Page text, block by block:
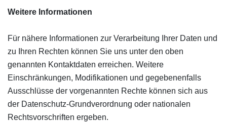
Weitere Informationen
Für nähere Informationen zur Verarbeitung Ihrer Daten und
zu Ihren Rechten können Sie uns unter den oben
genannten Kontaktdaten erreichen. Weitere
Einschränkungen, Modifikationen und gegebenenfalls
Ausschlüsse der vorgenannten Rechte können sich aus
der Datenschutz-Grundverordnung oder nationalen
Rechtsvorschriften ergeben.